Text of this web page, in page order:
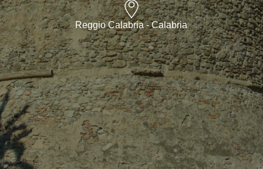
Reggio Calabria - Calabria